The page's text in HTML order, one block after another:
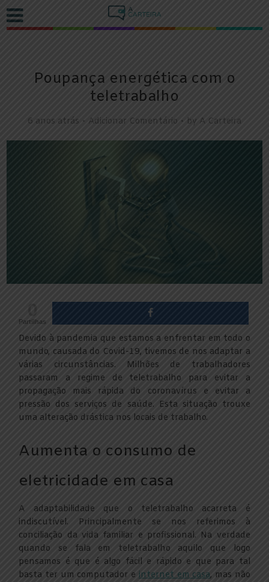
Poupança energética com o
teletrabalho
6 anos atrás Adicionar Comentário by A Carteira
Partilhas
Devido à pandemia que estamos a enfrentar em todo o
mundo, causada do Covid-19, tivemos de nos adaptar a
várias circunstâncias. Milhões de trabalhadores
passaram a regime de teletrabalho para evitar a
propagação mais rápida do coronavírus e evitar a
pressão dos serviços de saúde. Esta situação trouxe
uma alteração drástica nos locais de trabalho.
Aumenta o consumo de
eletricidade em casa
A adaptabilidade que o teletrabalho acarreta é
indiscutível. Principalmente se nos referimos à
conciliação da vida familiar e profissional. Na verdade
quando se fala em teletrabalho aquilo que logo
pensamos é que é algo fácil e rápido e que para tal
basta ter um computador e internet em casa, mas não